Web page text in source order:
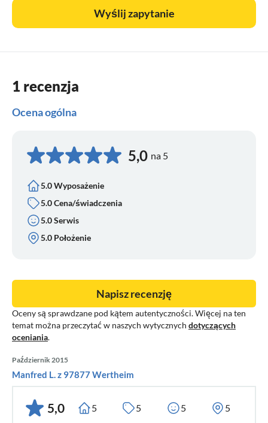
łazienka z prysznicem/WC, WC, prysznic i balkon.
Wyślij zapytanie
1 recenzja
Ocena ogólna
5,0 na 5
5.0 Wyposażenie
5.0 Cena/świadczenia
5.0 Serwis
5.0 Położenie
Oceny są sprawdzane pod kątem autentyczności. Więcej na ten
temat można przeczytać w naszych wytycznych dotyczących
oceniania.
Napisz recenzję
Październik 2015
Manfred L. z 97877 Wertheim
5,0 5 5 5 5